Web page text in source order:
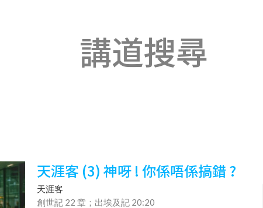
講道搜尋
天涯客 (3) 神呀 ! 你係唔係搞錯 ?
天涯客
創世記 22 章；出埃及記 20:20